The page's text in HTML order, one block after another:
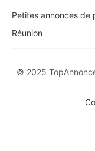
Petites annonces de
Réunion
© 2025